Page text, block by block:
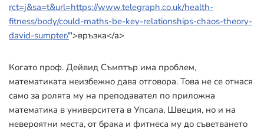
rct=j&sa=t&url=https://www.telegraph.co.uk/health-
fitness/body/could-maths-be-key-relationships-chaos-theory-
david-sumpter/">връзка</a>
Когато проф. Дейвид Съмптър има проблем,
математиката неизбежно дава отговора. Това не се отнася
само за ролята му на преподавател по приложна
математика в университета в Упсала, Швеция, но и на
невероятни места, от брака и фитнеса му до съветването